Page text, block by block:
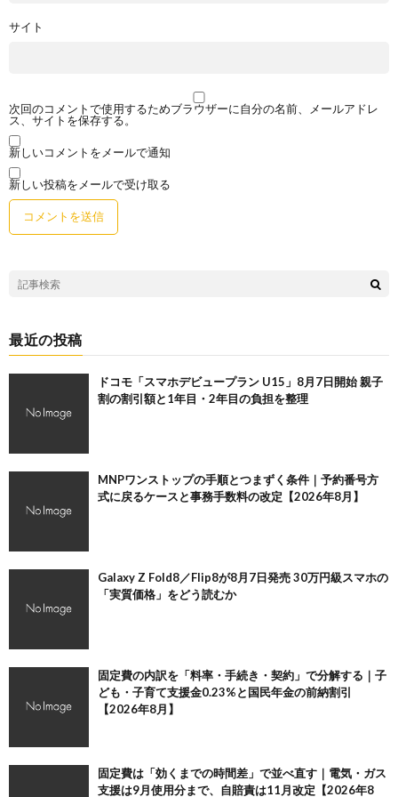
サイト
次回のコメントで使用するためブラウザーに自分の名前、メールアドレ
ス、サイトを保存する。
新しいコメントをメールで通知
新しい投稿をメールで受け取る
最近の投稿
ドコモ「スマホデビュープラン U15」8月7日開始 親子
割の割引額と1年目・2年目の負担を整理
MNPワンストップの手順とつまずく条件｜予約番号方
式に戻るケースと事務手数料の改定【2026年8月】
Galaxy Z Fold8／Flip8が8月7日発売 30万円級スマホの
「実質価格」をどう読むか
固定費の内訳を「料率・手続き・契約」で分解する｜子
ども・子育て支援金0.23%と国民年金の前納割引
【2026年8月】
固定費は「効くまでの時間差」で並べ直す｜電気・ガス
支援は9月使用分まで、自賠責は11月改定【2026年8